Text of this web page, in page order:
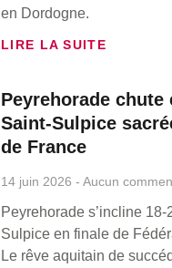
en Dordogne.
LIRE LA SUITE
Peyrehorade chute
Saint-Sulpice
de France
14 juin 2026 Aucun
Peyrehorade s’incline
Sulpice en finale de
Le rêve aquitain de